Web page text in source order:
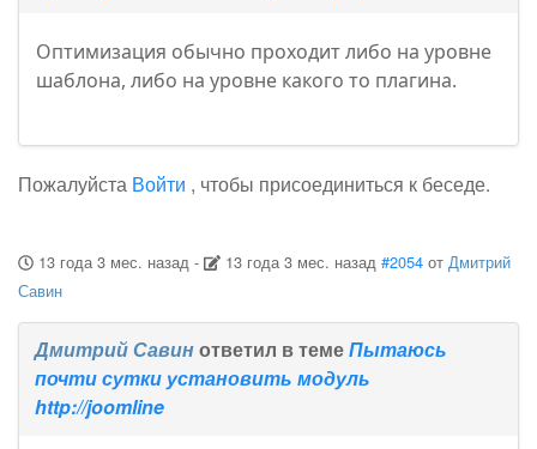
Оптимизация обычно проходит либо на уровне
шаблона, либо на уровне какого то плагина.
Пожалуйста Войти , чтобы присоединиться к беседе.
13 года 3 мес. назад- 13 года 3 мес. назад #2054 отДмитрий
Савин
Дмитрий Савинответил в темеПытаюсь
почти сутки установить модуль
http://joomline